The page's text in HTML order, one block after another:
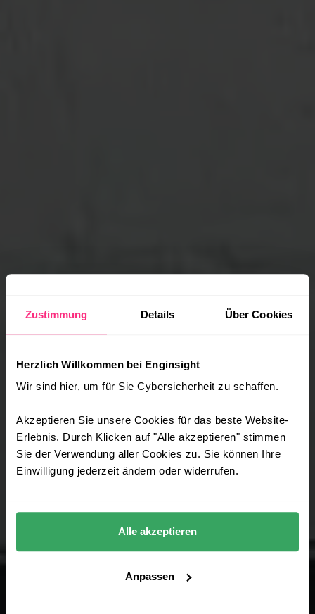
Zustimmung Details Über Cookies
Herzlich Willkommen bei Enginsight
Wir sind hier, um für Sie Cybersicherheit zu schaffen.
Akzeptieren Sie unsere Cookies für das beste Website-
Erlebnis. Durch Klicken auf "Alle akzeptieren" stimmen
Sie der Verwendung aller Cookies zu. Sie können Ihre
Einwilligung jederzeit ändern oder widerrufen.
Alle akzeptieren
Anpassen